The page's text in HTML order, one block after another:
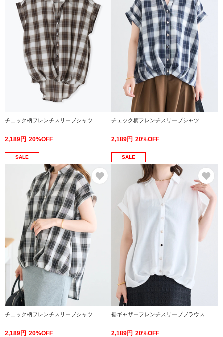
チェック柄フレンチスリーブシャツ
2,189円 20%OFF
チェック柄フレンチスリーブシャツ
2,189円 20%OFF
SALE
チェック柄フレンチスリーブシャツ
2,189円 20%OFF
SALE
裾ギャザーフレンチスリーブブラウス
2,189円 20%OFF